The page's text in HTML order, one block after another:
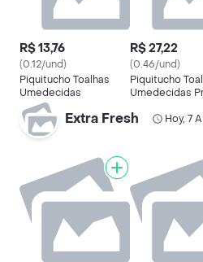
R$ 13,76
(0.12/und)
Piquitucho Toalhas
Umedecidas
R$ 27,22
(0.46/und)
Piquitucho
Umedecidas
Extra Fresh Hoy, 7